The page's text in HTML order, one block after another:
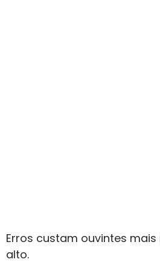
Erros custam ouvintes
alto.